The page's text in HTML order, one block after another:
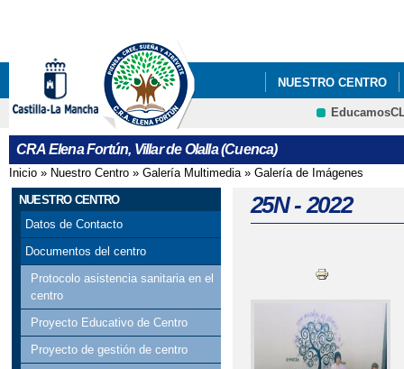
NUESTRO CENTRO
LIBROS DE TEXTO
CRA Elena Fortún, Villar de Olalla (Cuenca)
Se encuentra usted aquí
Inicio » Nuestro Centro » Galería Multimedia» Galería de Imágenes
NUESTRO CENTRO
Datos de Contacto
Documentos del centro
Protocolo asistencia sanitaria en el
centro
Proyecto Educativo de Centro
Proyecto de gestión de centro
25N - 2022